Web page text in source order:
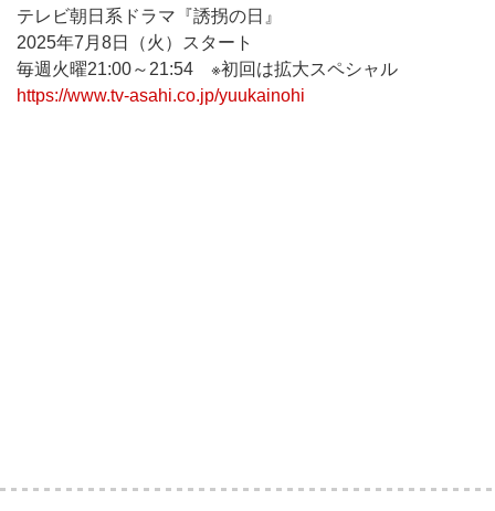
テレビ朝日系ドラマ『誘拐の日』
2025年7月8日（火）スタート
毎週火曜21:00～21:54 ※初回は拡大スペシャル
https://www.tv-asahi.co.jp/yuukainohi